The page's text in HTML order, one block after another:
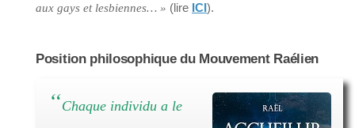
aux gays et lesbiennes… » (lire ICI).
Position philosophique du Mouvement Raélien
“Chaque individu a le